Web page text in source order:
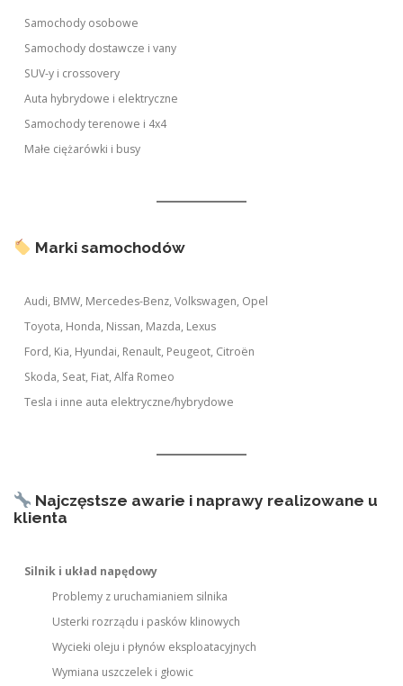
Samochody osobowe
Samochody dostawcze i vany
SUV-y i crossovery
Auta hybrydowe i elektryczne
Samochody terenowe i 4x4
Małe ciężarówki i busy
Marki samochodów
Audi, BMW, Mercedes-Benz, Volkswagen, Opel
Toyota, Honda, Nissan, Mazda, Lexus
Ford, Kia, Hyundai, Renault, Peugeot, Citroën
Skoda, Seat, Fiat, Alfa Romeo
Tesla i inne auta elektryczne/hybrydowe
Najczęstsze awarie i naprawy realizowane u
klienta
Silnik i układ napędowy
Problemy z uruchamianiem silnika
Usterki rozrządu i pasków klinowych
Wycieki oleju i płynów eksploatacyjnych
Wymiana uszczelek i głowic